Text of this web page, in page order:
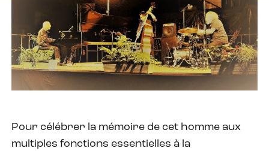
Pour célébrer la mémoire de cet homme aux
multiples fonctions essentielles à la